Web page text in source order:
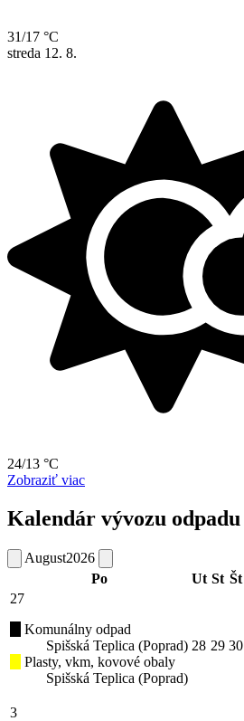
31/17 °C
streda 12. 8.
24/13 °C
Zobraziť viac
Kalendár vývozu odpadu
August2026
Po
Ut St Št
27
Komunálny odpad
Spišská Teplica (Poprad)
Plasty, vkm, kovové obaly
Spišská Teplica (Poprad)
28 29 30
3